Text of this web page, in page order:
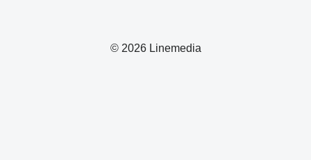
© 2026 Linemedia